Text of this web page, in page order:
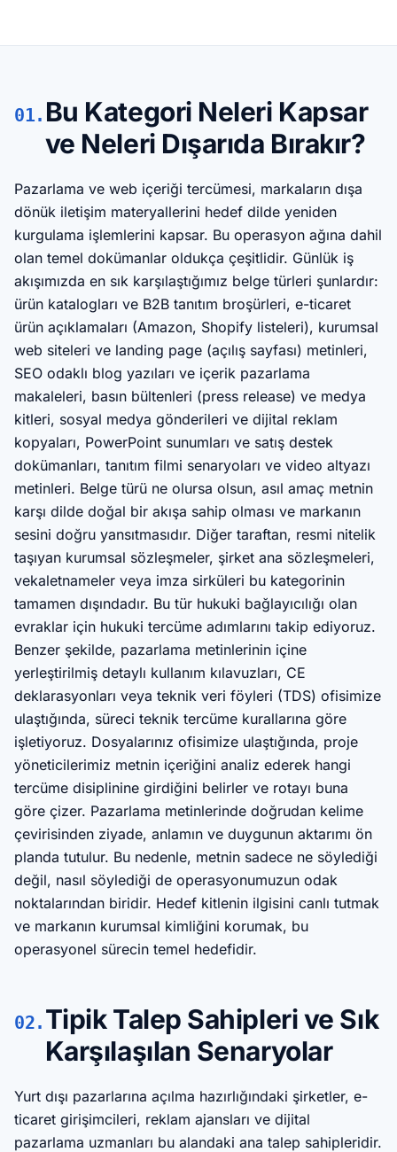
01. Bu Kategori Neleri Kapsar
ve Neleri Dışarıda Bırakır?
Pazarlama ve web içeriği tercümesi, markaların dışa
dönük iletişim materyallerini hedef dilde yeniden
kurgulama işlemlerini kapsar. Bu operasyon ağına dahil
olan temel dokümanlar oldukça çeşitlidir. Günlük iş
akışımızda en sık karşılaştığımız belge türleri şunlardır:
ürün katalogları ve B2B tanıtım broşürleri, e-ticaret
ürün açıklamaları (Amazon, Shopify listeleri), kurumsal
web siteleri ve landing page (açılış sayfası) metinleri,
SEO odaklı blog yazıları ve içerik pazarlama
makaleleri, basın bültenleri (press release) ve medya
kitleri, sosyal medya gönderileri ve dijital reklam
kopyaları, PowerPoint sunumları ve satış destek
dokümanları, tanıtım filmi senaryoları ve video altyazı
metinleri. Belge türü ne olursa olsun, asıl amaç metnin
karşı dilde doğal bir akışa sahip olması ve markanın
sesini doğru yansıtmasıdır. Diğer taraftan, resmi nitelik
taşıyan kurumsal sözleşmeler, şirket ana sözleşmeleri,
vekaletnameler veya imza sirküleri bu kategorinin
tamamen dışındadır. Bu tür hukuki bağlayıcılığı olan
evraklar için hukuki tercüme adımlarını takip ediyoruz.
Benzer şekilde, pazarlama metinlerinin içine
yerleştirilmiş detaylı kullanım kılavuzları, CE
deklarasyonları veya teknik veri föyleri (TDS) ofisimize
ulaştığında, süreci teknik tercüme kurallarına göre
işletiyoruz. Dosyalarınız ofisimize ulaştığında, proje
yöneticilerimiz metnin içeriğini analiz ederek hangi
tercüme disiplinine girdiğini belirler ve rotayı buna
göre çizer. Pazarlama metinlerinde doğrudan kelime
çevirisinden ziyade, anlamın ve duygunun aktarımı ön
planda tutulur. Bu nedenle, metnin sadece ne söylediği
değil, nasıl söylediği de operasyonumuzun odak
noktalarından biridir. Hedef kitlenin ilgisini canlı tutmak
ve markanın kurumsal kimliğini korumak, bu
operasyonel sürecin temel hedefidir.
02. Tipik Talep Sahipleri ve Sık
Karşılaşılan Senaryolar
Yurt dışı pazarlarına açılma hazırlığındaki şirketler, e-
ticaret girişimcileri, reklam ajansları ve dijital
pazarlama uzmanları bu alandaki ana talep sahipleridir.